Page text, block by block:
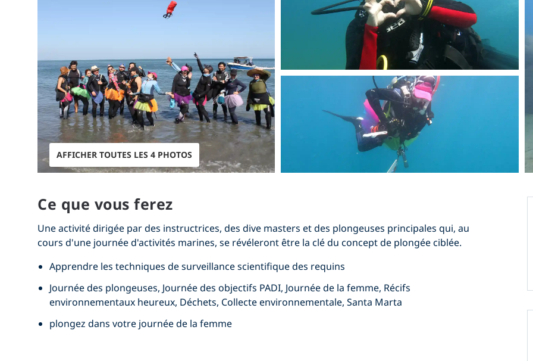
AFFICHER TOUTES LES 4 PHOTOS
Ce que vous ferez
Une activité dirigée par des instructrices, des dive masters et des plongeuses principales qui, au
cours d'une journée d'activités marines, se révéleront être la clé du concept de plongée ciblée.
Apprendre les techniques de surveillance scientifique des requins
Journée des plongeuses, Journée des objectifs PADI, Journée de la femme, Récifs
environnementaux heureux, Déchets, Collecte environnementale, Santa Marta
plongez dans votre journée de la femme